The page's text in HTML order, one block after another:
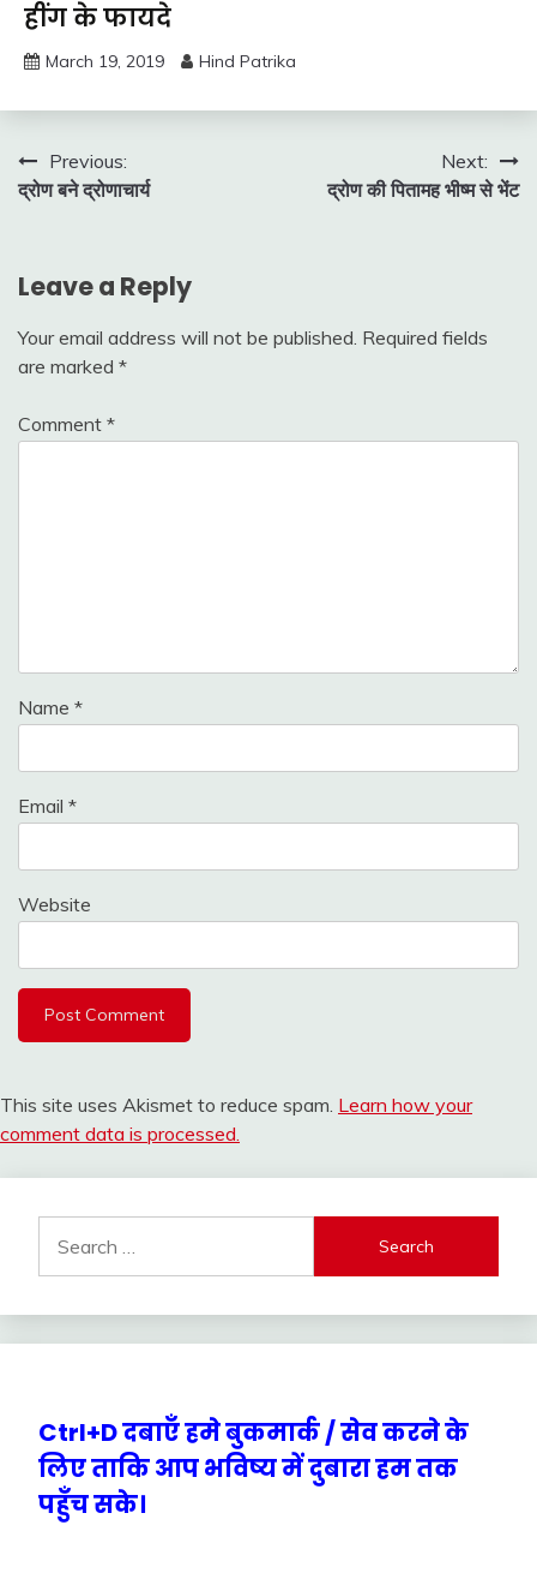
हींग के फायदे
March 19, 2019 Hind Patrika
Post
navigation
Previous:
द्रोण बने द्रोणाचार्य
Next:
द्रोण की पितामह भीष्म से भेंट
Leave a Reply
Your email address will not be published. Required fields
are marked *
Comment *
Name *
Email *
Website
This site uses Akismet to reduce spam. Learn how your
comment data is processed.
for:
Ctrl+D दबाएँ हमे बुकमार्क / सेव करने के
लिए ताकि आप भविष्य में दुबारा हम तक
पहुँच सके।